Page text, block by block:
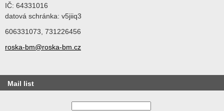
IČ: 64331016
datová schránka: v5jiiq3
606331073, 731226456
roska-bm@roska-bm.cz
Mail list